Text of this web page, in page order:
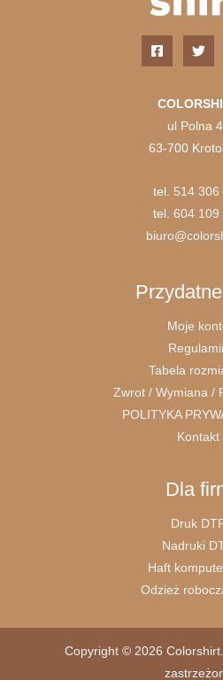
ul Polna
63-700
tel. 514 306
tel. 604 109
Moje
Tabela
Zwrot / Wymiana /
POLITYKA
Kontakt
Dla
Druk
Nadruki
Haft
Odzież
Copyright © 2026